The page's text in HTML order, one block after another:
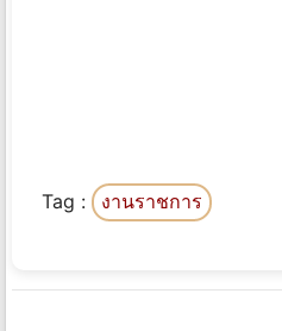
Tag : งานราชการ